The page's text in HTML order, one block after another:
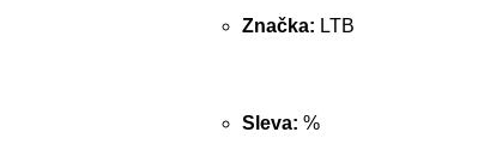
Značka: LTB
Sleva: %